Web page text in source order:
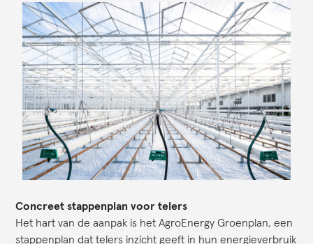
Concreet stappenplan voor telers
Het hart van de aanpak is het AgroEnergy Groenplan, een
stappenplan dat telers inzicht geeft in hun energieverbruik